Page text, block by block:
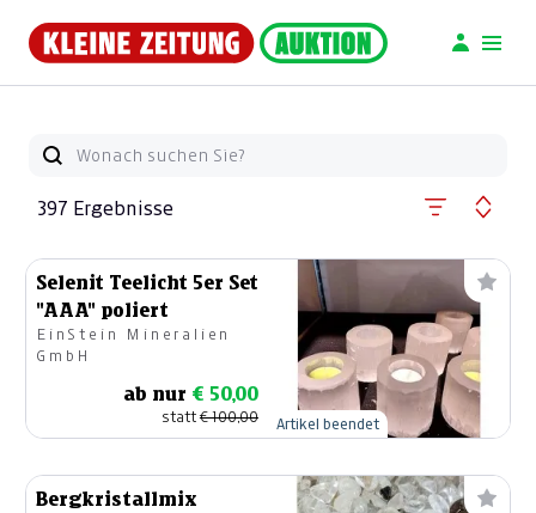
397 Ergebnisse
Selenit Teelicht 5er Set
"AAA" poliert
EinStein Mineralien
GmbH
ab nur € 50,00
statt€ 100,00 Artikel beendet
Bergkristallmix